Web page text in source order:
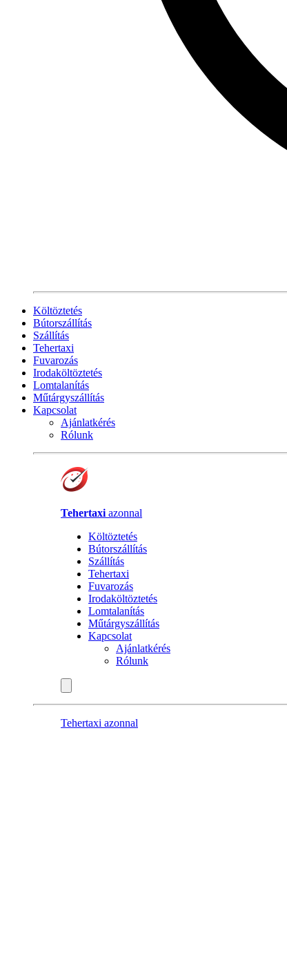
Költöztetés
Bútorszállítás
Szállítás
Tehertaxi
Fuvarozás
Irodaköltöztetés
Lomtalanítás
Műtárgyszállítás
Kapcsolat
Ajánlatkérés
Rólunk
Tehertaxi azonnal
Költöztetés
Bútorszállítás
Szállítás
Tehertaxi
Fuvarozás
Irodaköltöztetés
Lomtalanítás
Műtárgyszállítás
Kapcsolat
Ajánlatkérés
Rólunk
Tehertaxi azonnal